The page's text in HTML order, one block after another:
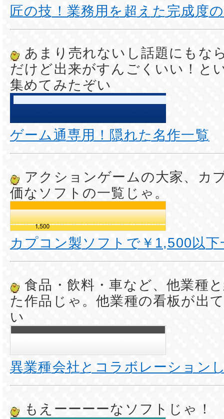
匠の技！業務用を超えた完成度
あまり売れないし話題にもな
だけど出来がすんごくいい！と
集めてみたぞい
ゲーム通専用！隠れた名作一覧
アクションゲームの大家、カ
価なソフトの一覧じゃ。
カプコン製ソフトで￥1,500以下
食品・飲料・車など、他業種
た作品じゃ。他業種の看板が出
い
異業種会社とコラボレーション
もえーーーーなソフトじゃ！